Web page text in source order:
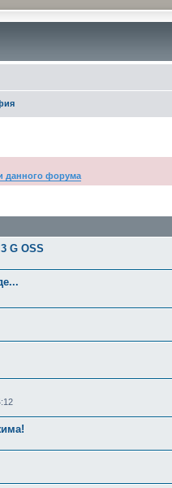
данного форума
G OSS